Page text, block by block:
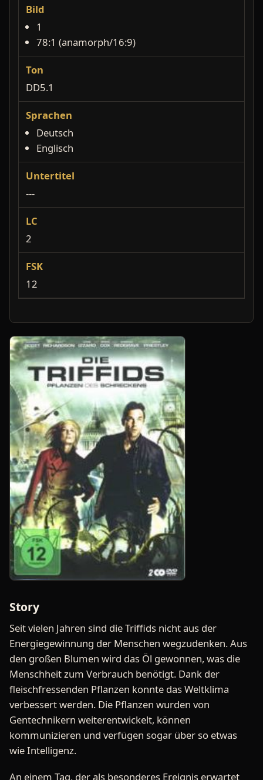
Bild
1
78:1 (anamorph/16:9)
Ton
DD5.1
Sprachen
Deutsch
Englisch
Untertitel
---
LC
2
FSK
12
Story
Seit vielen Jahren sind die Triffids nicht aus der
Energiegewinnung der Menschen wegzudenken. Aus
den großen Blumen wird das Öl gewonnen, was die
Menschheit zum Verbrauch benötigt. Dank der
fleischfressenden Pflanzen konnte das Weltklima
verbessert werden. Die Pflanzen wurden von
Gentechnikern weiterentwickelt, können
kommunizieren und verfügen sogar über so etwas
wie Intelligenz.
An einem Tag, der als besonderes Ereignis erwartet